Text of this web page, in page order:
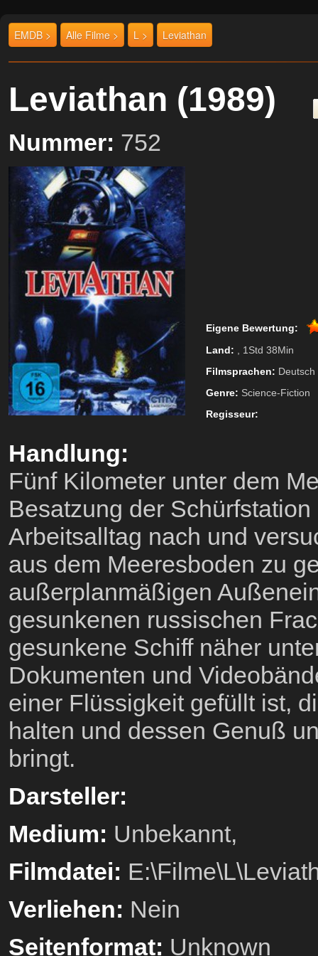
EMDB > Alle Filme > L > Leviathan
Leviathan (1989)
Nummer: 752
Eigene Bewertung:
Land: , 1Std 38Min
Filmsprachen: Deutsch
Genre: Science-Fiction
Regisseur:
Handlung:
Fünf Kilometer unter dem
Besatzung der
Arbeitsalltag nach und
aus dem Meeresboden zu
außerplanmäßigen
gesunkenen russischen
gesunkene Schiff näher
Dokumenten und
einer Flüssigkeit gefüllt ist,
halten und dessen Genuß
bringt.
Darsteller:
Medium: Unbekannt,
Filmdatei:
Verliehen: Nein
Seitenformat: Unknown